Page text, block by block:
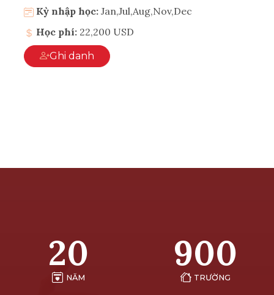
Kỳ nhập học: Jan,Jul,Aug,Nov,Dec
Học phí: 22,200 USD
Ghi danh
20
NĂM
900
TRƯỜNG